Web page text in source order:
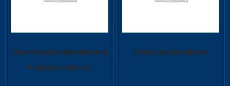
Thảm Ronaldo 200×300 len &
Polyester xám cát
Thảm Tile 200×300 len